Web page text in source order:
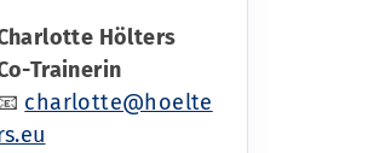
Hölters
Trainerin
charlotte@hoelte